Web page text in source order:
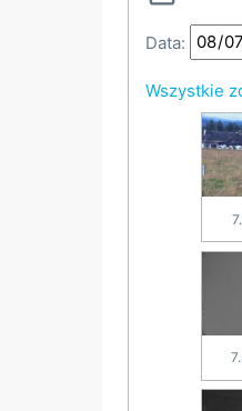
Data:
Wszystkie